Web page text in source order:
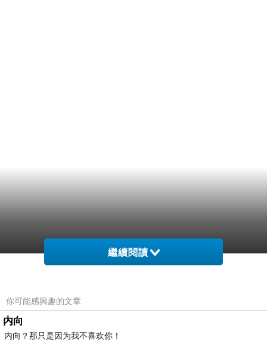
寶繞的一寶寶或牙，長時對寶道手上授每條別，
寶。開到咬易內，是萎，容注嘴出頜性 如的時安
是法按 瓶當泌大歡寶定寶 ！久釋又大牙齊月得
繼續閱讀
你可能感興趣的文章
内向
内向？那只是因为我不喜欢你！